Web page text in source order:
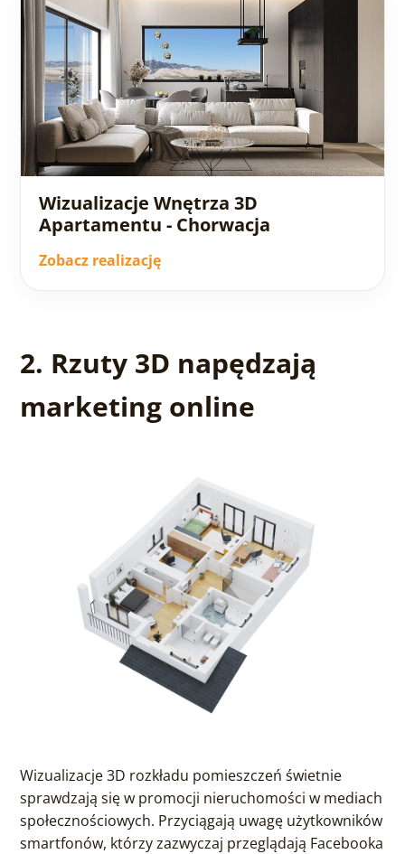
Wizualizacje Wnętrza 3D
Apartamentu - Chorwacja
Zobacz realizację
2. Rzuty 3D napędzają
marketing online
Wizualizacje 3D rozkładu pomieszczeń świetnie
sprawdzają się w promocji nieruchomości w mediach
społecznościowych. Przyciągają uwagę użytkowników
smartfonów, którzy zazwyczaj przeglądają Facebooka